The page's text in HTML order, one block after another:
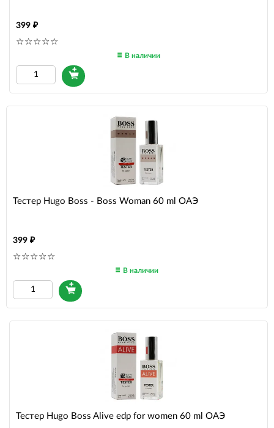
399
В наличии
Тестер Hugo Boss - Boss Woman 60 ml ОАЭ
399
В наличии
Тестер Hugo Boss Alive edp for women 60 ml ОАЭ